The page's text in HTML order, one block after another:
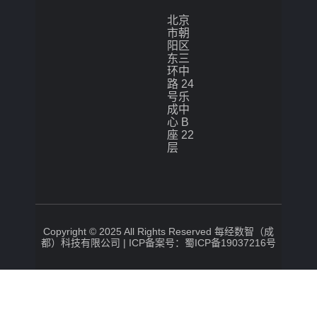
北京
市朝
阳区
东三
环中
路 24
号乐
成中
心 B
座 22
层
Copyright © 2025 All Rights Reserved 每经数智（成
都）科技有限公司 | ICP备案号：蜀ICP备19037216号